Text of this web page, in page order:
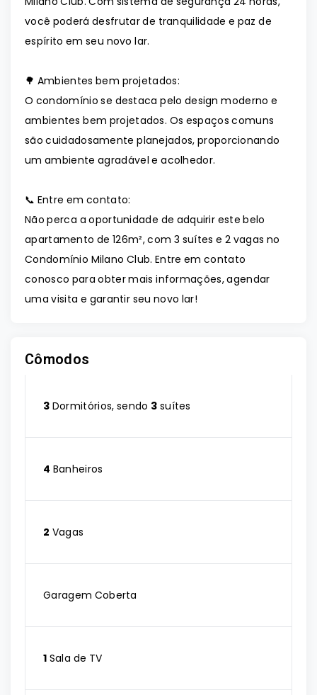
você poderá desfrutar de tranquilidade e paz de
espírito em seu novo lar.
🌳 Ambientes bem projetados:
O condomínio se destaca pelo design moderno e
ambientes bem projetados. Os espaços comuns
são cuidadosamente planejados, proporcionando
um ambiente agradável e acolhedor.
📞 Entre em contato:
Não perca a oportunidade de adquirir este belo
apartamento de 126m², com 3 suítes e 2 vagas no
Condomínio Milano Club. Entre em contato
conosco para obter mais informações, agendar
uma visita e garantir seu novo lar!
Cômodos
3 Dormitórios, sendo 3 suítes
4 Banheiros
2 Vagas
Garagem Coberta
1 Sala de TV